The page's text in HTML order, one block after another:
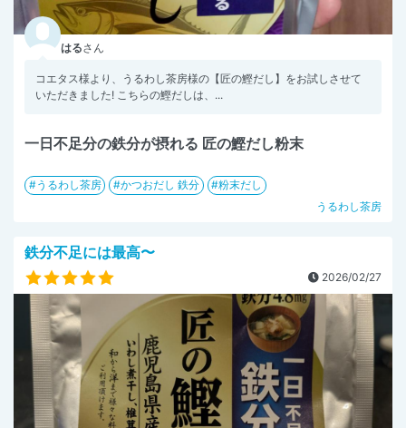
はるさん
コエタス様より、うるわし茶房様の【匠の鰹だし】をお試しさせて
いただきました! こちらの鰹だしは、...
一日不足分の鉄分が摂れる 匠の鰹だし粉末
うるわし茶房 かつおだし 鉄分
粉末だし
うるわし茶房
鉄分不足には最高〜
2026/02/27